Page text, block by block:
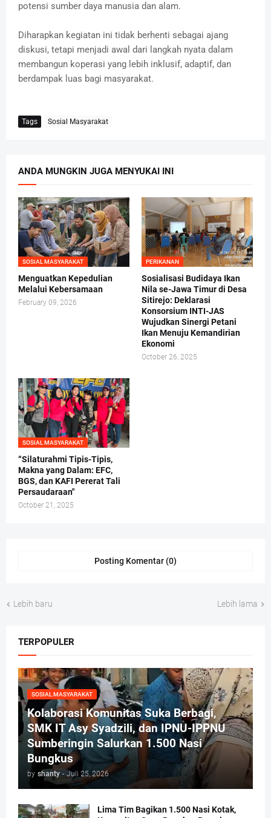
potensi sumber daya manusia dan alam.
Diharapkan kegiatan ini tidak berhenti sebagai ajang
diskusi, tetapi menjadi awal dari langkah nyata dalam
membangun koperasi yang lebih inklusif, adaptif, dan
berdampak luas bagi masyarakat.
Tags Sosial Masyarakat
ANDA MUNGKIN JUGA MENYUKAI INI
SOSIAL MASYARAKAT
Menguatkan Kepedulian
Melalui Kebersamaan
February 09, 2026
PERIKANAN
Sosialisasi Budidaya Ikan
Nila se-Jawa Timur di Desa
Sitirejo: Deklarasi
Konsorsium INTI-JAS
Wujudkan Sinergi Petani
Ikan Menuju Kemandirian
Ekonomi
October 26, 2025
SOSIAL MASYARAKAT
“Silaturahmi Tipis-Tipis,
Makna yang Dalam: EFC,
BGS, dan KAFI Pererat Tali
Persaudaraan"
October 21, 2025
Posting Komentar (0)
Lebih baru Lebih lama
TERPOPULER
SOSIAL MASYARAKAT
Kolaborasi Komunitas Suka Berbagi,
SMK IT Asy Syadzili, dan IPNU-IPPNU
Sumberingin Salurkan 1.500 Nasi
Bungkus
by shanty - Juli 25, 2026
Lima Tim Bagikan 1.500 Nasi Kotak,